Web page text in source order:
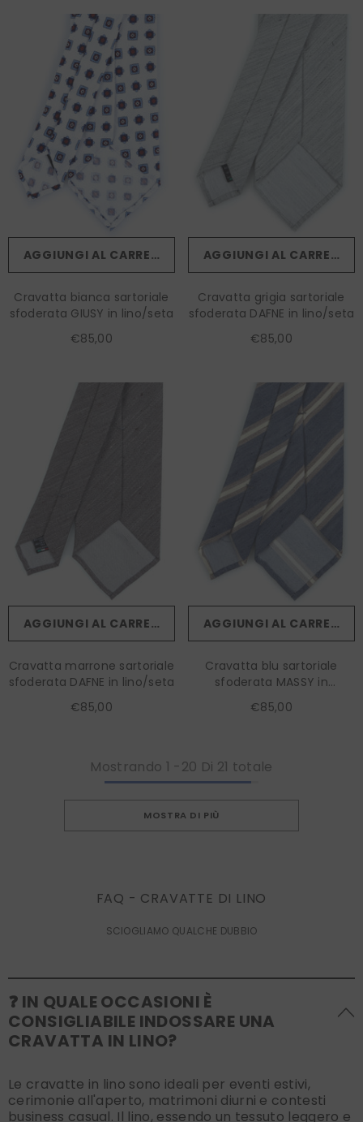
AGGIUNGI AL CARRELLO
Cravatta bianca sartoriale
sfoderata GIUSY in lino/seta
€85,00
AGGIUNGI AL CARRELLO
Cravatta grigia sartoriale
sfoderata DAFNE in lino/seta
€85,00
AGGIUNGI AL CARRELLO
Cravatta marrone sartoriale
sfoderata DAFNE in lino/seta
€85,00
AGGIUNGI AL CARRELLO
Cravatta blu sartoriale
sfoderata MASSY in
€85,00
Mostrando 1 -20 Di 21 totale
MOSTRA DI PIÙ
FAQ - CRAVATTE DI LINO
SCIOGLIAMO QUALCHE DUBBIO
❓ IN QUALE OCCASIONI È
CONSIGLIABILE INDOSSARE UNA
CRAVATTA IN LINO?
Le cravatte in lino sono ideali per eventi estivi,
cerimonie all'aperto, matrimoni diurni e contesti
business casual. Il lino, essendo un tessuto leggero e